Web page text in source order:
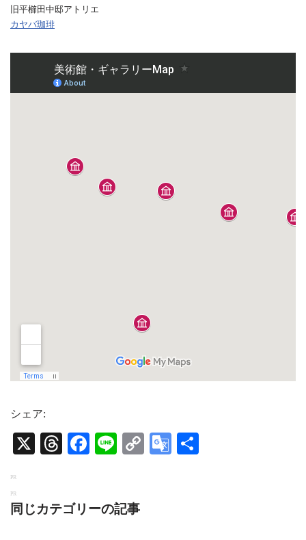
旧平櫛田中邸アトリエ
カヤバ珈琲
シェア:
X Threads
Facebook
LineCopyGoogle
PR
PR
同じカテゴリーの記事